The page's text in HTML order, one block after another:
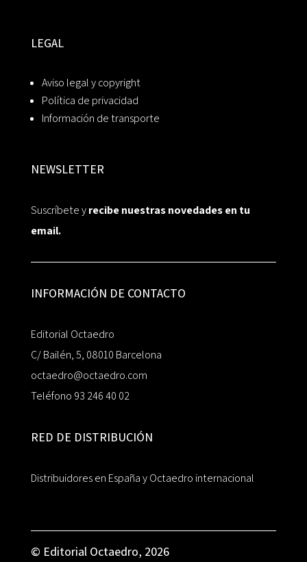
LEGAL
Aviso legal y copyright
Política de privacidad
Información de transporte
NEWSLETTER
Suscríbete yrecibe nuestras novedades en tu
email.
INFORMACIÓN DE CONTACTO
Editorial Octaedro
C/ Bailén, 5, 08010 Barcelona
octaedro@octaedro.com
Teléfono 93 246 40 02
RED DE DISTRIBUCIÓN
Distribuidores en España y Octaedro internacional
© Editorial Octaedro, 2026